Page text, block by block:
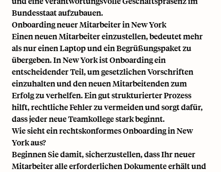
Bundesstaat aufzubauen.
Onboarding neuer Mitarbeiter in New York
Einen neuen Mitarbeiter einzustellen, bedeutet mehr
als nur einen Laptop und ein Begrüßungspaket zu
übergeben. In New York ist Onboarding ein
entscheidender Teil, um gesetzlichen Vorschriften
einzuhalten und den neuen Mitarbeitenden zum
Erfolg zu verhelfen. Ein gut strukturierter Prozess
hilft, rechtliche Fehler zu vermeiden und sorgt dafür,
dass jeder neue Teamkollege stark beginnt.
Wie sieht ein rechtskonformes Onboarding in New
York aus?
Beginnen Sie damit, sicherzustellen, dass Ihr neuer
Mitarbeiter alle erforderlichen Dokumente erhält und